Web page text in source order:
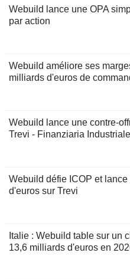
Webuild lance une OPA
par action
Webuild améliore ses
milliards d'euros de
Webuild lance une contre-
Trevi - Finanziaria Industriale
Webuild défie ICOP et
d'euros sur Trevi
Italie : Webuild table sur un
13,6 milliards d'euros en